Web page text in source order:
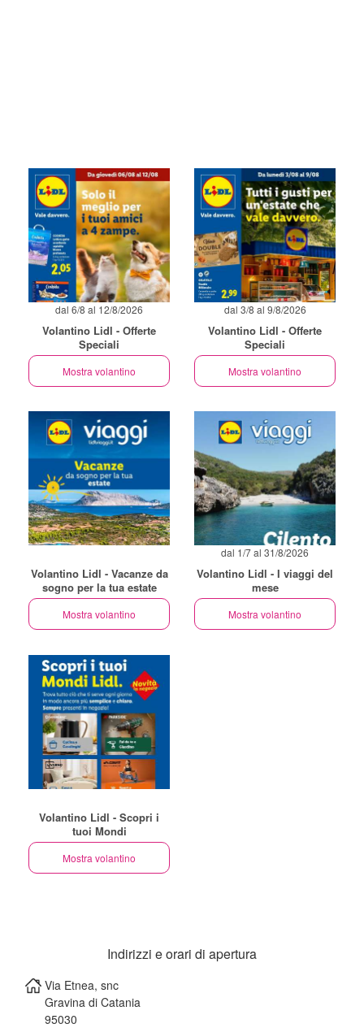
dal 6/8 al 12/8/2026
Volantino Lidl - Offerte
Speciali
Mostra volantino
dal 3/8 al 9/8/2026
Volantino Lidl - Offerte
Speciali
Mostra volantino
Volantino Lidl - Vacanze da
sogno per la tua estate
Mostra volantino
dal 1/7 al 31/8/2026
Volantino Lidl - I viaggi del
mese
Mostra volantino
Volantino Lidl - Scopri i
tuoi Mondi
Mostra volantino
Indirizzi e orari di apertura
Via Etnea, snc
Gravina di Catania
95030